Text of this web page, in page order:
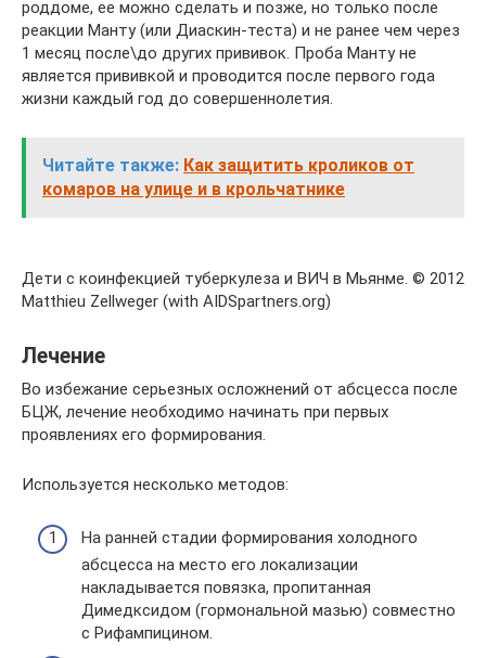
роддоме, ее можно сделать и позже, но только после
реакции Манту (или Диаскин-теста) и не ранее чем через
1 месяц после\до других прививок. Проба Манту не
является прививкой и проводится после первого года
жизни каждый год до совершеннолетия.
Читайте также: Как защитить кроликов от
комаров на улице и в крольчатнике
Дети с коинфекцией туберкулеза и ВИЧ в Мьянме. © 2012
Matthieu Zellweger (with AIDSpartners.org)
Лечение
Во избежание серьезных осложнений от абсцесса после
БЦЖ, лечение необходимо начинать при первых
проявлениях его формирования.
Используется несколько методов:
На ранней стадии формирования холодного
абсцесса на место его локализации
накладывается повязка, пропитанная
Димедксидом (гормональной мазью) совместно
с Рифампицином.